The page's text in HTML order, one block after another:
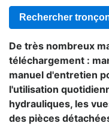
De très nombreux
téléchargement :
manuel d'entretien
l'utilisation
hydrauliques, les
des pièces